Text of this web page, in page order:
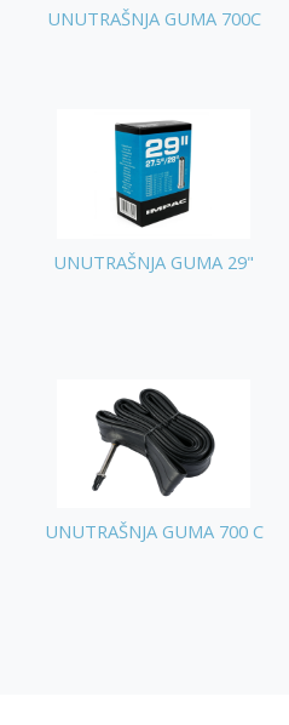
UNUTRAŠNJA GUMA 700C
UNUTRAŠNJA GUMA 29"
UNUTRAŠNJA GUMA 700 C